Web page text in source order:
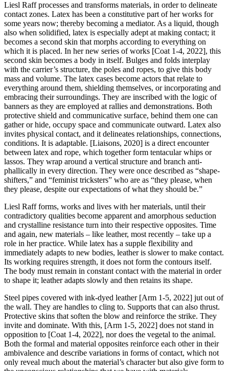
Liesl Raff processes and transforms materials, in order to delineate
contact zones. Latex has been a constitutive part of her works for
some years now; thereby becoming a mediator. As a liquid, though
also when solidified, latex is especially adept at making contact; it
becomes a second skin that morphs according to everything on
which it is placed. In her new series of works [Coat 1-4, 2022], this
second skin becomes a body in itself. Bulges and folds interplay
with the carrier’s structure, the poles and ropes, to give this body
mass and volume. The latex cases become actors that relate to
everything around them, shielding themselves, or incorporating and
embracing their surroundings. They are inscribed with the logic of
banners as they are employed at rallies and demonstrations. Both
protective shield and communicative surface, behind them one can
gather or hide, occupy space and communicate outward. Latex also
invites physical contact, and it delineates relationships, connections,
conditions. It is adaptable. [Liaisons, 2020] is a direct encounter
between latex and rope, which together form tentacular whips or
lassos. They wrap around a vertical structure and branch anti-
phallically in every direction. They were once described as “shape-
shifters,” and “feminist tricksters” who are as “they please, when
they please, despite our expectations of what they should be.”
Liesl Raff forms, works and lives with her materials, until their
contradictory qualities become apparent and amorphous seduction
and crystalline resistance turn into their respective opposites. Time
and again, new materials – like leather, most recently – take up a
role in her practice. While latex has a supple flexibility and
immediately adapts to new bodies, leather is slower to make contact.
Its working requires strength, it does not form the contours itself.
The body must remain in constant contact with the material in order
to shape it; leather adapts slowly and then retains its shape.
Steel pipes covered with ink-dyed leather [Arm 1-5, 2022] jut out of
the wall. They are handles to cling to. Supports that can also thrust.
Protective skins that soften the blow and reinforce the strike. They
invite and dominate. With this, [Arm 1-5, 2022] does not stand in
opposition to [Coat 1-4, 2022], nor does the vegetal to the animal.
Both the formal and material opposites reinforce each other in their
ambivalence and describe variations in forms of contact, which not
only reveal much about the material’s character but also give form to